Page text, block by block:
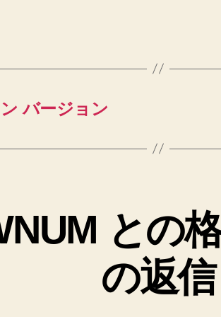
バージョン
との
の返信